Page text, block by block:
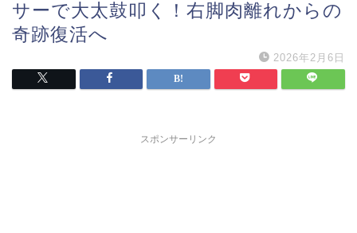
サーで大太鼓叩く！右脚肉離れからの
奇跡復活へ
2026年2月6日
スポンサーリンク